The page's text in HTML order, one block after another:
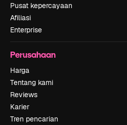
Pusat kepercayaan
Afiliasi
Enterprise
Perusahaan
Harga
Tentang kami
Reviews
Karier
Tren pencarian